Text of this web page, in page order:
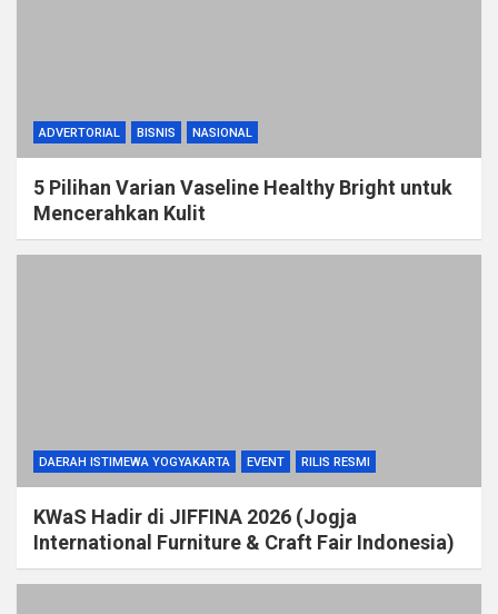
ADVERTORIAL BISNIS NASIONAL
5 Pilihan Varian Vaseline Healthy Bright untuk
Mencerahkan Kulit
DAERAH ISTIMEWA YOGYAKARTA EVENT RILIS RESMI
KWaS Hadir di JIFFINA 2026 (Jogja
International Furniture & Craft Fair Indonesia)